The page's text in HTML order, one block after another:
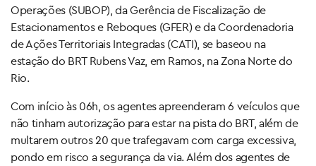
Operações (SUBOP), da Gerência de Fiscalização de
Estacionamentos e Reboques (GFER) e da Coordenadoria
de Ações Territoriais Integradas (CATI), se baseou na
estação do BRT Rubens Vaz, em Ramos, na Zona Norte do
Rio.
Com início às 06h, os agentes apreenderam 6 veículos que
não tinham autorização para estar na pista do BRT, além de
multarem outros 20 que trafegavam com carga excessiva,
pondo em risco a segurança da via. Além dos agentes de